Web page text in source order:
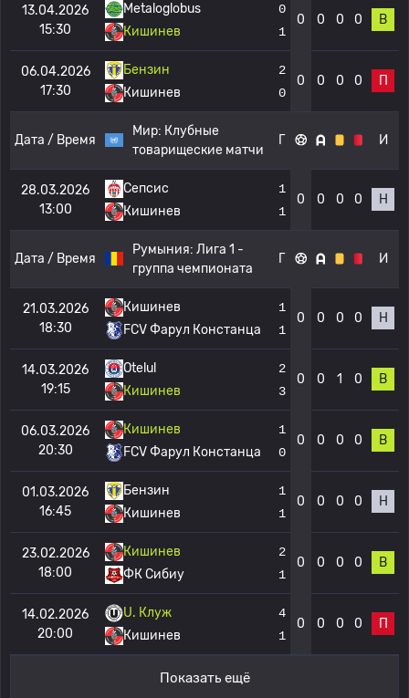
13.04.2026
15:30
Metaloglobus
Кишинев
0
1
0 0 0 0 В
06.04.2026
17:30
Бензин
Кишинев
2
0
0 0 0 0 П
Дата / Время
Мир: Клубные
товарищеские матчи
Г И
28.03.2026
13:00
Сепсис
Кишинев
1
1
0 0 0 0 Н
Дата / Время
Румыния: Лига 1 -
группа чемпионата
Г И
21.03.2026
18:30
Кишинев
FCV Фарул Констанца
1
1
0 0 0 0 Н
14.03.2026
19:15
Otelul
Кишинев
2
3
0 0 1 0 В
06.03.2026
20:30
Кишинев
FCV Фарул Констанца
1
0
0 0 0 0 В
01.03.2026
16:45
Бензин
Кишинев
1
1
0 0 0 0 Н
23.02.2026
18:00
Кишинев
ФК Сибиу
2
1
0 0 0 0 В
14.02.2026
20:00
U. Клуж
Кишинев
4
1
0 0 0 0 П
Показать ещё